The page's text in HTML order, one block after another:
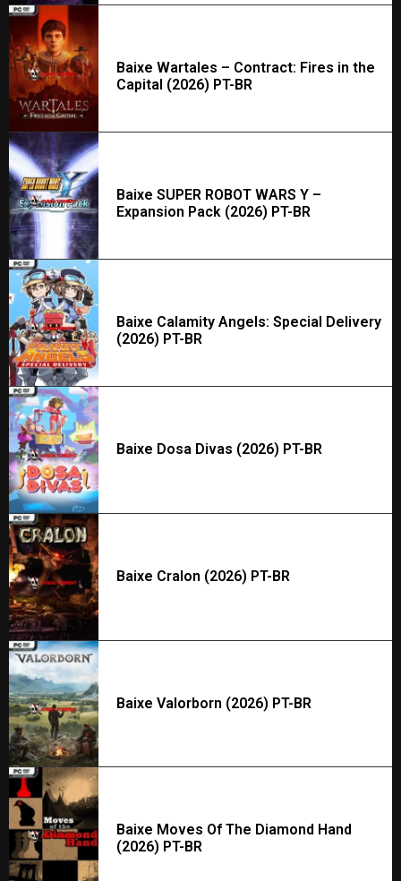
Baixe Wartales – Contract: Fires in the
Capital (2026) PT-BR
Baixe SUPER ROBOT WARS Y –
Expansion Pack (2026) PT-BR
Baixe Calamity Angels: Special Delivery
(2026) PT-BR
Baixe Dosa Divas (2026) PT-BR
Baixe Cralon (2026) PT-BR
Baixe Valorborn (2026) PT-BR
Baixe Moves Of The Diamond Hand
(2026) PT-BR